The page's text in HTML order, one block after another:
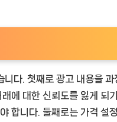
다. 첫째로 광고 내용을
에 대한 신뢰도를 잃게 되
합니다. 둘째로는 가격 설